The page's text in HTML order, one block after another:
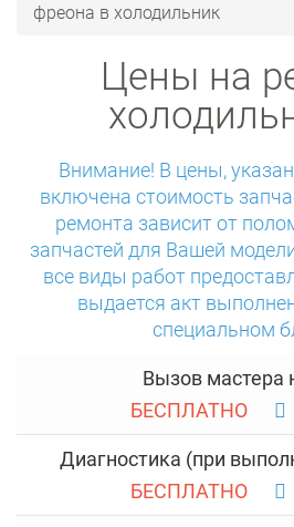
фреона в холодильник
Цены на
Внимание! В цены,
включена стоимость
ремонта зависит от
запчастей для Вашей
все виды работ
выдается акт
специальном
Вызов мастера
БЕСПЛАТНО
Диагностика (при
БЕСПЛАТНО